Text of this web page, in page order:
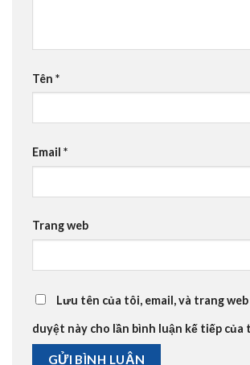
Tên *
Email *
Trang web
Lưu tên của tôi, email, và trang
duyệt này cho lần bình luận kế tiếp của